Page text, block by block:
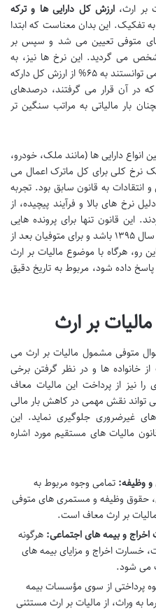
بر ارث،ارزش کل دارایی ها و ترکه
تفکیک. این بدان معناست که ابتدا
متوفی تعیین می شد و سپس بر
می گردید. این نرخ ها نیز، به
مراتب بالاتر از نرخ های کنونی بودند و می توانستند به ۶۵% از ارزش کل دارکه
در آن قرار می گرفتند، درصدهای
بار مالیاتی به مراتب سنگین تر
انواع دارایی ها (مانند ملک، خودرو،
نرخ کلی برای کل ماترک اعمال می
به قانون سابق بود. تجربه
نرخ های بالا و فرآیند پیچیده، از
این قانون تنها برای پرونده هایی
کاربرد دارد که تاریخ فوت متوفی قبل از سال ۱۳۹۵ باشد و برای متوفیان بعد از
رو، هرگاه با موضوع مالیات بر ارث
داده شود، مربوط به تاریخ دقیق
بر ارث
متوفی مشمول مالیات بر ارث می
خانواده ها و در نظر گرفتن برخی
نیز از پرداخت این مالیات معاف
تواند نقش مهمی در کاهش بار مالی
غیرضروری جلوگیری نماید. این
ها معمولاً در مواد ۲۴ و ۲۵ قانون مالیات های مستقیم مورد اشاره
و وظیفه: تمامی وجوه مربوط به
حقوق وظیفه و مستمری های متوفی
بر ارث معاف است.
و بیمه های اجتماعی: هرگونه
خسارت اخراج و مزایای بیمه های
می شود.
پرداختی از سوی مؤسسات بیمه
به وراث، از مالیات بر ارث مستثنی